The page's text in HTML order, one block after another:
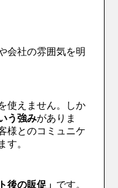
会社の雰囲気を明
使えません。しか
う強みがありま
様とのコミュニケ
す。
後の販促」 です。